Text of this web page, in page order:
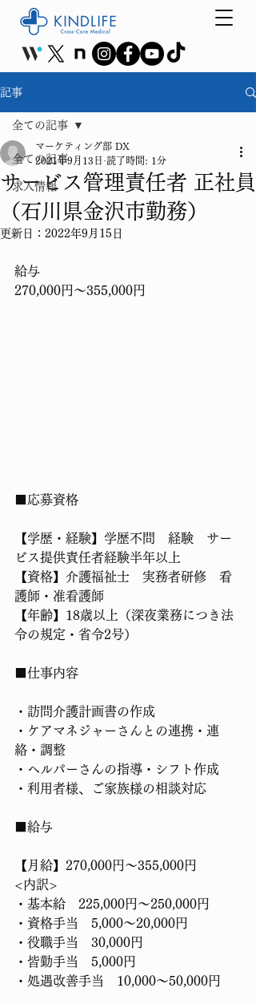
記事
全ての記事
求人情報
全ての記事
サービス管理責任者 正社員
（石川県金沢市勤務）
マーケティング部 DX
2021年9月13日 読了時間: 1分
更新日： 2022年9月15日
給与
270,000円〜355,000円
■応募資格
【学歴・経験】学歴不問　経験　サー
ビス提供責任者経験半年以上
【資格】介護福祉士　実務者研修　看
護師・准看護師
【年齢】18歳以上（深夜業務につき法
令の規定・省令2号）
■仕事内容
・訪問介護計画書の作成
・ケアマネジャーさんとの連携・連
絡・調整
・ヘルパーさんの指導・シフト作成
・利用者様、ご家族様の相談対応
■給与
【月給】270,000円〜355,000円
<内訳>
・基本給　225,000円〜250,000円
・資格手当　5,000～20,000円
・役職手当　30,000円
・皆勤手当　5,000円
・処遇改善手当　10,000～50,000円